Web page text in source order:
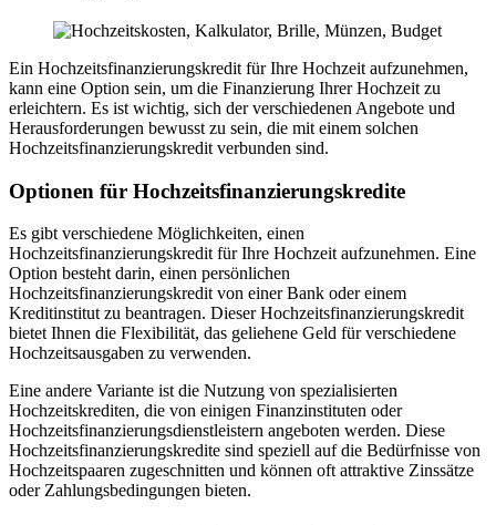
Ein Hochzeitsfinanzierungskredit für Ihre Hochzeit aufzunehmen,
kann eine Option sein, um die Finanzierung Ihrer Hochzeit zu
erleichtern. Es ist wichtig, sich der verschiedenen Angebote und
Herausforderungen bewusst zu sein, die mit einem solchen
Hochzeitsfinanzierungskredit verbunden sind.
Optionen für Hochzeitsfinanzierungskredite
Es gibt verschiedene Möglichkeiten, einen
Hochzeitsfinanzierungskredit für Ihre Hochzeit aufzunehmen. Eine
Option besteht darin, einen persönlichen
Hochzeitsfinanzierungskredit von einer Bank oder einem
Kreditinstitut zu beantragen. Dieser Hochzeitsfinanzierungskredit
bietet Ihnen die Flexibilität, das geliehene Geld für verschiedene
Hochzeitsausgaben zu verwenden.
Eine andere Variante ist die Nutzung von spezialisierten
Hochzeitskrediten, die von einigen Finanzinstituten oder
Hochzeitsfinanzierungsdienstleistern angeboten werden. Diese
Hochzeitsfinanzierungskredite sind speziell auf die Bedürfnisse von
Hochzeitspaaren zugeschnitten und können oft attraktive Zinssätze
oder Zahlungsbedingungen bieten.